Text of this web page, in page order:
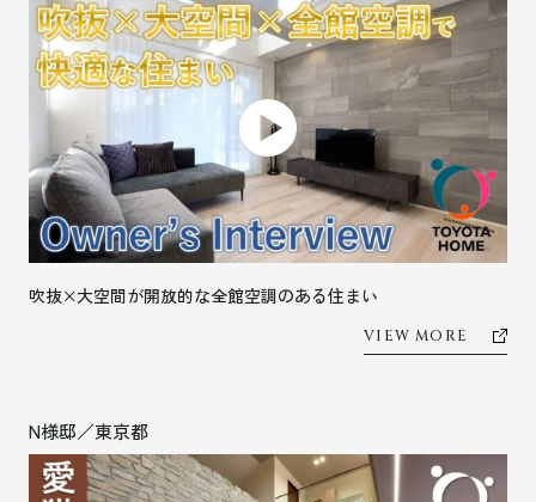
吹抜×大空間が開放的な全館空調のある住まい
VIEW MORE
N様邸／東京都